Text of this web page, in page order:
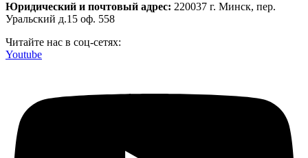
Юридический и почтовый адрес: 220037 г. Минск, пер.
Уральский д.15 оф. 558
Читайте нас в соц-сетях:
Youtube